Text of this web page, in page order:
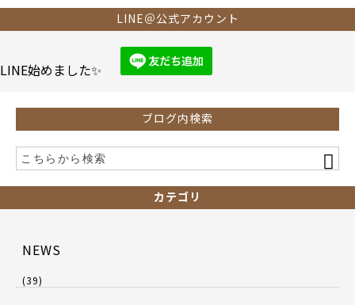
b
o
k
LINE＠公式アカウント
LINE始めました✨
ブログ内検索
カテゴリ
NEWS
(39)